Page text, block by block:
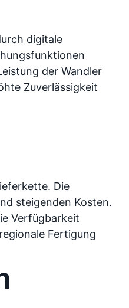
digitale
der Wandler
Zuverlässigkeit
Die
steigenden Kosten.
Verfügbarkeit
Fertigung